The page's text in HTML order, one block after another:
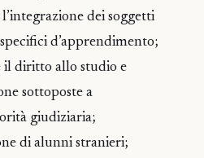
dei soggetti
d’apprendimento;
il diritto allo studio e
sottoposte a
giudiziaria;
di alunni stranieri;